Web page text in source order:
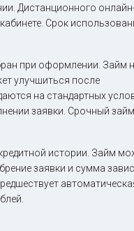
Дистанционного
Срок
при оформлении. Займ
улучшиться после
на стандартных
заявки. Срочный
истории. Займ
заявки и сумма